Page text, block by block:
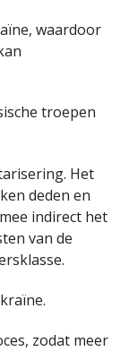
waardoor
troepen
Het
deden en
indirect het
van de
zodat meer